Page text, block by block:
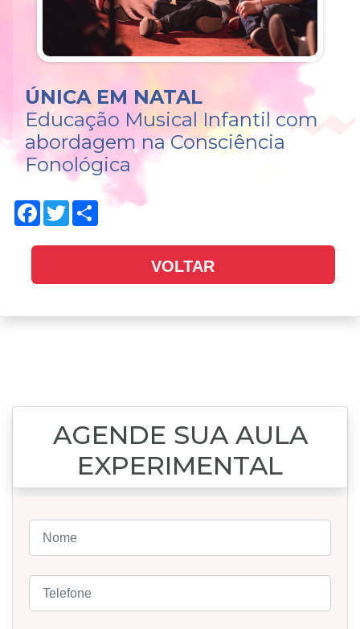
ÚNICA EM NATAL
Educação Musical Infantil com
abordagem na Consciência
Fonológica
Facebook
Twitter Share
VOLTAR
AGENDE SUA AULA
EXPERIMENTAL